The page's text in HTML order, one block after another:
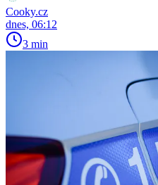
Cooky.cz
dnes, 06:12
3 min